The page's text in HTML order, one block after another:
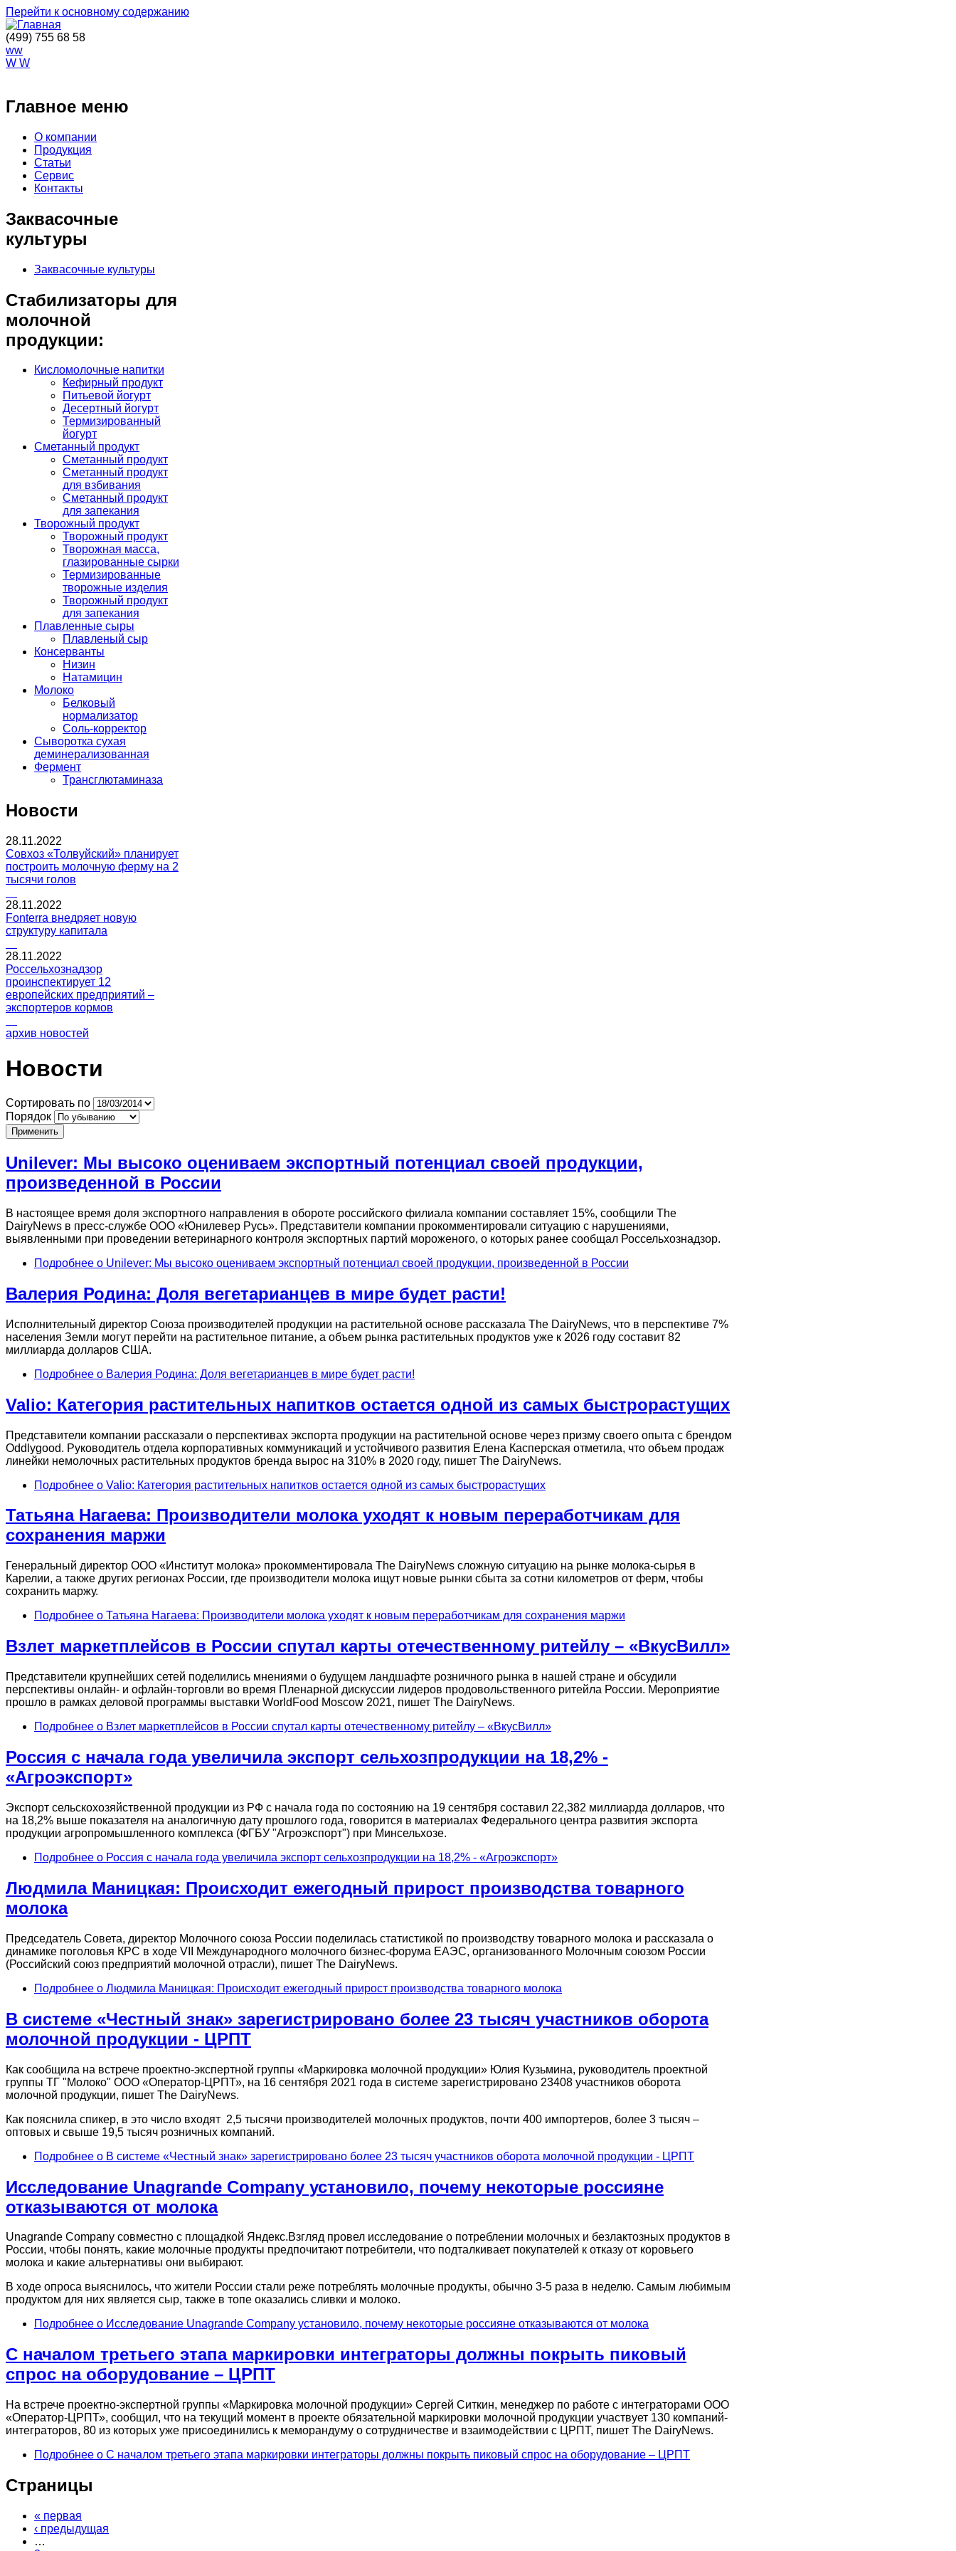
Перейти к основному содержанию
(499) 755 68 58
ww
W W
Главное меню
О компании
Продукция
Статьи
Сервис
Контакты
Заквасочные
культуры
Заквасочные культуры
Стабилизаторы для
молочной
продукции:
Кисломолочные напитки
Кефирный продукт
Питьевой йогурт
Десертный йогурт
Термизированный
йогурт
Сметанный продукт
Сметанный продукт
Сметанный продукт
для взбивания
Сметанный продукт
для запекания
Творожный продукт
Творожный продукт
Творожная масса,
глазированные сырки
Термизированные
творожные изделия
Творожный продукт
для запекания
Плавленные сыры
Плавленый сыр
Консерванты
Низин
Натамицин
Молоко
Белковый
нормализатор
Соль-корректор
Сыворотка сухая
деминерализованная
Фермент
Трансглютаминаза
Новости
28.11.2022
Совхоз «Толвуйский» планирует
построить молочную ферму на 2
тысячи голов
28.11.2022
Fonterra внедряет новую
структуру капитала
28.11.2022
Россельхознадзор
проинспектирует 12
европейских предприятий –
экспортеров кормов
архив новостей
Новости
Сортировать по
Порядок
Unilever: Мы высоко оцениваем экспортный потенциал своей продукции,
произведенной в России
В настоящее время доля экспортного направления в обороте российского филиала компании составляет 15%, сообщили The
DairyNews в пресс-службе ООО «Юнилевер Русь». Представители компании прокомментировали ситуацию с нарушениями,
выявленными при проведении ветеринарного контроля экспортных партий мороженого, о которых ранее сообщал Россельхознадзор.
Подробнее о Unilever: Мы высоко оцениваем экспортный потенциал своей продукции, произведенной в России
Валерия Родина: Доля вегетарианцев в мире будет расти!
Исполнительный директор Союза производителей продукции на растительной основе рассказала The DairyNews, что в перспективе 7%
населения Земли могут перейти на растительное питание, а объем рынка растительных продуктов уже к 2026 году составит 82
миллиарда долларов США.
Подробнее о Валерия Родина: Доля вегетарианцев в мире будет расти!
Valio: Категория растительных напитков остается одной из самых быстрорастущих
Представители компании рассказали о перспективах экспорта продукции на растительной основе через призму своего опыта с брендом
Oddlygood. Руководитель отдела корпоративных коммуникаций и устойчивого развития Елена Касперская отметила, что объем продаж
линейки немолочных растительных продуктов бренда вырос на 310% в 2020 году, пишет The DairyNews.
Подробнее о Valio: Категория растительных напитков остается одной из самых быстрорастущих
Татьяна Нагаева: Производители молока уходят к новым переработчикам для
сохранения маржи
Генеральный директор ООО «Институт молока» прокомментировала The DairyNews сложную ситуацию на рынке молока-сырья в
Карелии, а также других регионах России, где производители молока ищут новые рынки сбыта за сотни километров от ферм, чтобы
сохранить маржу.
Подробнее о Татьяна Нагаева: Производители молока уходят к новым переработчикам для сохранения маржи
Взлет маркетплейсов в России спутал карты отечественному ритейлу – «ВкусВилл»
Представители крупнейших сетей поделились мнениями о будущем ландшафте розничного рынка в нашей стране и обсудили
перспективы онлайн- и офлайн-торговли во время Пленарной дискуссии лидеров продовольственного ритейла России. Мероприятие
прошло в рамках деловой программы выставки WorldFood Moscow 2021, пишет The DairyNews.
Подробнее о Взлет маркетплейсов в России спутал карты отечественному ритейлу – «ВкусВилл»
Россия с начала года увеличила экспорт сельхозпродукции на 18,2% -
«Агроэкспорт»
Экспорт сельскохозяйственной продукции из РФ с начала года по состоянию на 19 сентября составил 22,382 миллиарда долларов, что
на 18,2% выше показателя на аналогичную дату прошлого года, говорится в материалах Федерального центра развития экспорта
продукции агропромышленного комплекса (ФГБУ "Агроэкспорт") при Минсельхозе.
Подробнее о Россия с начала года увеличила экспорт сельхозпродукции на 18,2% - «Агроэкспорт»
Людмила Маницкая: Происходит ежегодный прирост производства товарного
молока
Председатель Совета, директор Молочного союза России поделилась статистикой по производству товарного молока и рассказала о
динамике поголовья КРС в ходе VII Международного молочного бизнес-форума ЕАЭС, организованного Молочным союзом России
(Российский союз предприятий молочной отрасли), пишет The DairyNews.
Подробнее о Людмила Маницкая: Происходит ежегодный прирост производства товарного молока
В системе «Честный знак» зарегистрировано более 23 тысяч участников оборота
молочной продукции - ЦРПТ
Как сообщила на встрече проектно-экспертной группы «Маркировка молочной продукции» Юлия Кузьмина, руководитель проектной
группы ТГ "Молоко" ООО «Оператор-ЦРПТ», на 16 сентября 2021 года в системе зарегистрировано 23408 участников оборота
молочной продукции, пишет The DairyNews.
Как пояснила спикер, в это число входят 2,5 тысячи производителей молочных продуктов, почти 400 импортеров, более 3 тысяч –
оптовых и свыше 19,5 тысяч розничных компаний.
Подробнее о В системе «Честный знак» зарегистрировано более 23 тысяч участников оборота молочной продукции - ЦРПТ
Исследование Unagrande Company установило, почему некоторые россияне
отказываются от молока
Unagrande Company совместно с площадкой Яндекс.Взгляд провел исследование о потреблении молочных и безлактозных продуктов в
России, чтобы понять, какие молочные продукты предпочитают потребители, что подталкивает покупателей к отказу от коровьего
молока и какие альтернативы они выбирают.
В ходе опроса выяснилось, что жители России стали реже потреблять молочные продукты, обычно 3-5 раза в неделю. Самым любимым
продуктом для них является сыр, также в топе оказались сливки и молоко.
Подробнее о Исследование Unagrande Company установило, почему некоторые россияне отказываются от молока
С началом третьего этапа маркировки интеграторы должны покрыть пиковый
спрос на оборудование – ЦРПТ
На встрече проектно-экспертной группы «Маркировка молочной продукции» Сергей Ситкин, менеджер по работе с интеграторами ООО
«Оператор-ЦРПТ», сообщил, что на текущий момент в проекте обязательной маркировки молочной продукции участвует 130 компаний-
интеграторов, 80 из которых уже присоединились к меморандуму о сотрудничестве и взаимодействии с ЦРПТ, пишет The DairyNews.
Подробнее о С началом третьего этапа маркировки интеграторы должны покрыть пиковый спрос на оборудование – ЦРПТ
Страницы
« первая
‹ предыдущая
…